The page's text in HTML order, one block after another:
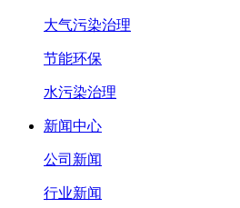
大气污染治理
节能环保
水污染治理
新闻中心
公司新闻
行业新闻